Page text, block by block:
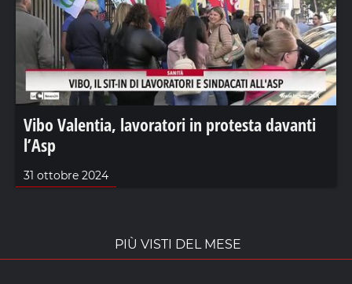
Vibo Valentia, lavoratori in protesta davanti
l’Asp
31 ottobre 2024
PIÙ VISTI DEL MESE